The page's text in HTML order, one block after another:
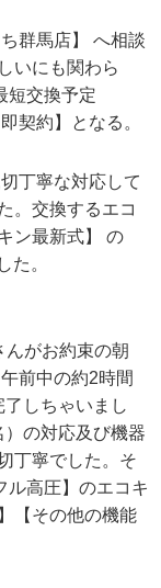
群馬店】 へ相談
いにも関わら
短交換予定
契約】となる。
丁寧な対応して
。交換するエコ
ン最新式】 の
た。
んがお約束の朝
前中の約2時間
了しちゃいまし
の対応及び機器
丁寧でした。そ
ル高圧】のエコキ
【その他の機能